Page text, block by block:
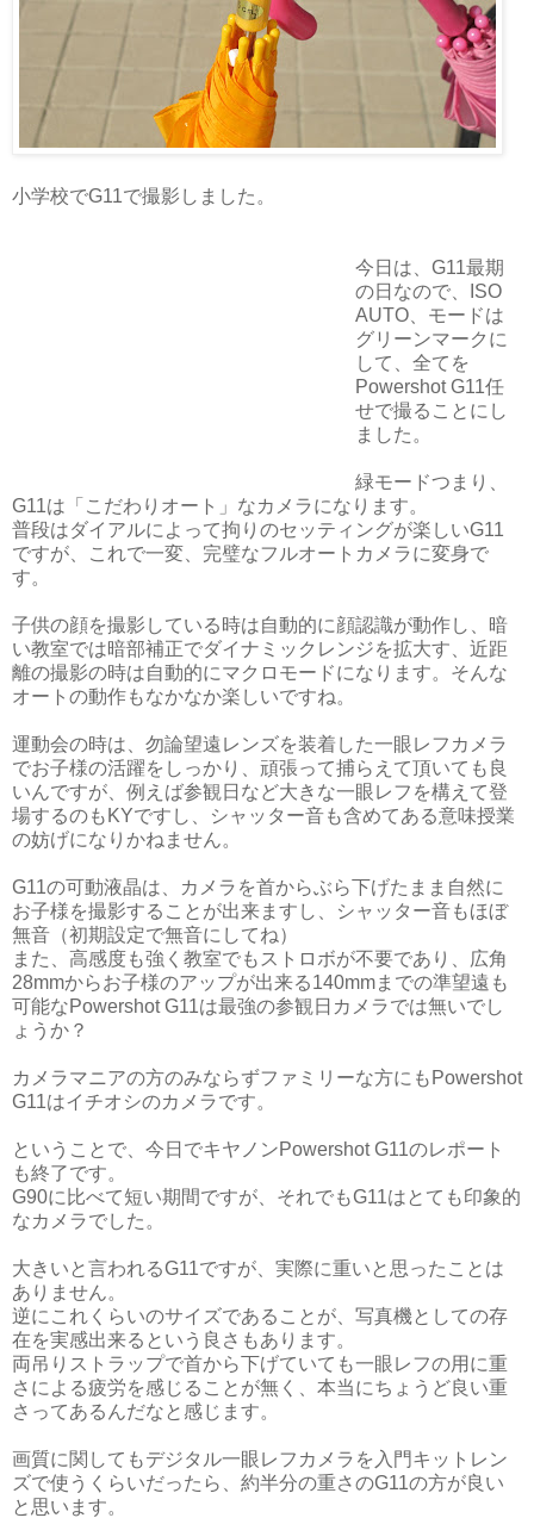
小学校でG11で撮影しました。
今日は、G11最期
の日なので、ISO
AUTO、モードは
グリーンマークに
して、全てを
Powershot G11任
せで撮ることにし
ました。
緑モードつまり、
G11は「こだわりオート」なカメラになります。
普段はダイアルによって拘りのセッティングが楽しいG11
ですが、これで一変、完璧なフルオートカメラに変身で
す。
子供の顔を撮影している時は自動的に顔認識が動作し、暗
い教室では暗部補正でダイナミックレンジを拡大す、近距
離の撮影の時は自動的にマクロモードになります。そんな
オートの動作もなかなか楽しいですね。
運動会の時は、勿論望遠レンズを装着した一眼レフカメラ
でお子様の活躍をしっかり、頑張って捕らえて頂いても良
いんですが、例えば参観日など大きな一眼レフを構えて登
場するのもKYですし、シャッター音も含めてある意味授業
の妨げになりかねません。
G11の可動液晶は、カメラを首からぶら下げたまま自然に
お子様を撮影することが出来ますし、シャッター音もほぼ
無音（初期設定で無音にしてね）
また、高感度も強く教室でもストロボが不要であり、広角
28mmからお子様のアップが出来る140mmまでの準望遠も
可能なPowershot G11は最強の参観日カメラでは無いでし
ょうか？
カメラマニアの方のみならずファミリーな方にもPowershot
G11はイチオシのカメラです。
ということで、今日でキヤノンPowershot G11のレポート
も終了です。
G90に比べて短い期間ですが、それでもG11はとても印象的
なカメラでした。
大きいと言われるG11ですが、実際に重いと思ったことは
ありません。
逆にこれくらいのサイズであることが、写真機としての存
在を実感出来るという良さもあります。
両吊りストラップで首から下げていても一眼レフの用に重
さによる疲労を感じることが無く、本当にちょうど良い重
さってあるんだなと感じます。
画質に関してもデジタル一眼レフカメラを入門キットレン
ズで使うくらいだったら、約半分の重さのG11の方が良い
と思います。